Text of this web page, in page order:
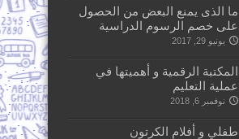
ما الذى يمنع البعض من الحصول
على خصم الرسوم الدراسية
يونيو 29, 2017
المكتبة الرقمية و أهميتها في
عملية التعليم
نوفمبر 6, 2018
طفلي و أفلام الكرتون